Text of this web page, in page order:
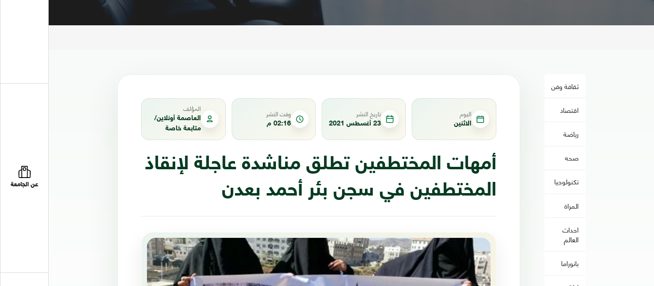
عن الجامعة
ثقافة وفن
اقتصاد
رياضة
صحه
تكنولوجيا
المراة
احداث
العالم
بانوراما
اليوم
الاثنين
تاريخ النشر
23 أغسطس 2021
وقت النشر
02:16 م
المؤلف
العاصمة أونلاين/
متابعة خاصة
أمهات المختطفين تطلق مناشدة عاجلة لإنقاذ
المختطفين في سجن بئر أحمد بعدن